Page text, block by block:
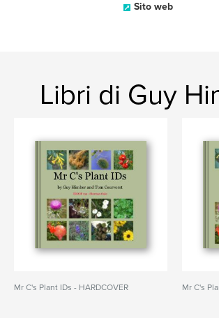
Sito web
Libri di Guy
Mr C's Plant IDs - HARDCOVER Mr C's